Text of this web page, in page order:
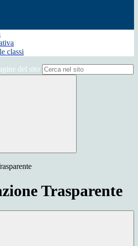
classi
del sito
Trasparente